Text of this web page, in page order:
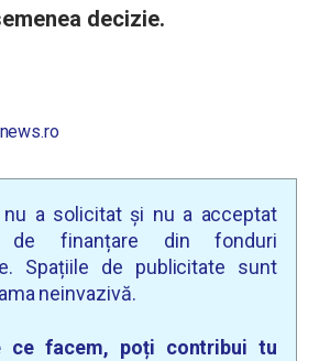
decizie.
news.ro
nu a solicitat și nu a acceptat
finanțare din fonduri
Spațiile de publicitate sunt
neinvazivă.
ce facem, poți contribui tu